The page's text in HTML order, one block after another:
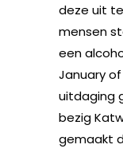
deze uit
mensen
een
January
uitdaging
bezig
gemaakt